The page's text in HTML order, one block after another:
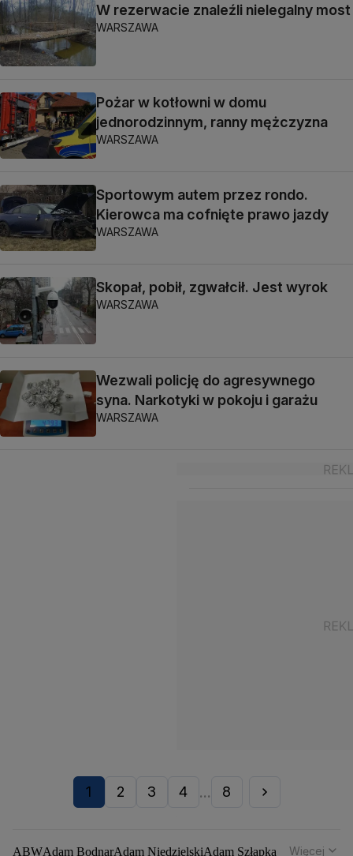
W rezerwacie znaleźli nielegalny most
WARSZAWA
Pożar w kotłowni w domu
jednorodzinnym, ranny mężczyzna
WARSZAWA
Sportowym autem przez rondo.
Kierowca ma cofnięte prawo jazdy
WARSZAWA
Skopał, pobił, zgwałcił. Jest wyrok
WARSZAWA
Wezwali policję do agresywnego
syna. Narkotyki w pokoju i garażu
WARSZAWA
1 2 3 4 ... 8
ABWAdam BodnarAdam NiedzielskiAdam Szłapka
Więcej